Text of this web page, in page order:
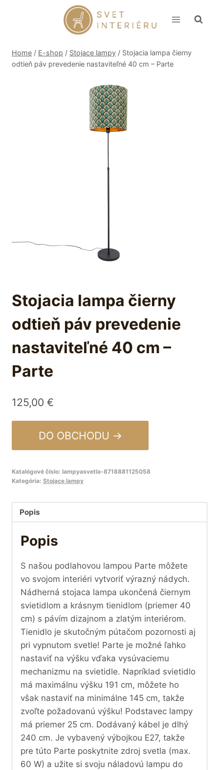
Home / E-shop / Stojace lampy / Stojacia lampa čierny
odtieň páv prevedenie nastaviteľné 40 cm – Parte
Stojacia lampa čierny
odtieň páv prevedenie
nastaviteľné 40 cm –
Parte
125,00 €
DO OBCHODU →
Katalógové číslo: lampyasvetla-8718881125058
Kategória: Stojace lampy
Popis
Popis
S našou podlahovou lampou Parte môžete
vo svojom interiéri vytvoriť výrazný nádych.
Nádherná stojaca lampa ukončená čiernym
svietidlom a krásnym tienidlom (priemer 40
cm) s pávím dizajnom a zlatým interiérom.
Tienidlo je skutočným pútačom pozornosti aj
pri vypnutom svetle! Parte je možné ľahko
nastaviť na výšku vďaka vysúvaciemu
mechanizmu na svietidle. Napríklad svietidlo
má maximálnu výšku 191 cm, môžete ho
však nastaviť na minimálne 145 cm, takže
zvoľte požadovanú výšku! Podstavec lampy
má priemer 25 cm. Dodávaný kábel je dlhý
240 cm. Je vybavený výbojkou E27, takže
pre túto Parte poskytnite zdroj svetla (max.
60 W) a užite si svoju náladovú lampu do